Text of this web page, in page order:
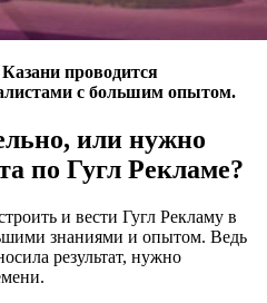
проводится
с большим опытом.
или нужно
по Гугл Рекламе?
и вести Гугл Рекламу в
знаниями и опытом. Ведь
результат, нужно